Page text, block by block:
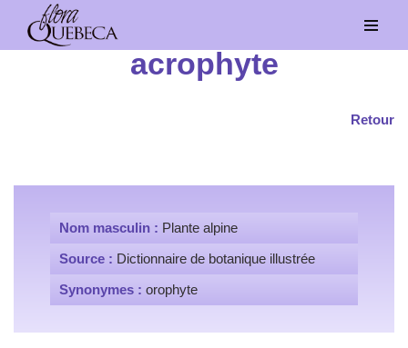
Aller
acrophyte
Retour
Nom masculin : Plante alpine
Source : Dictionnaire de botanique illustrée
Synonymes : orophyte